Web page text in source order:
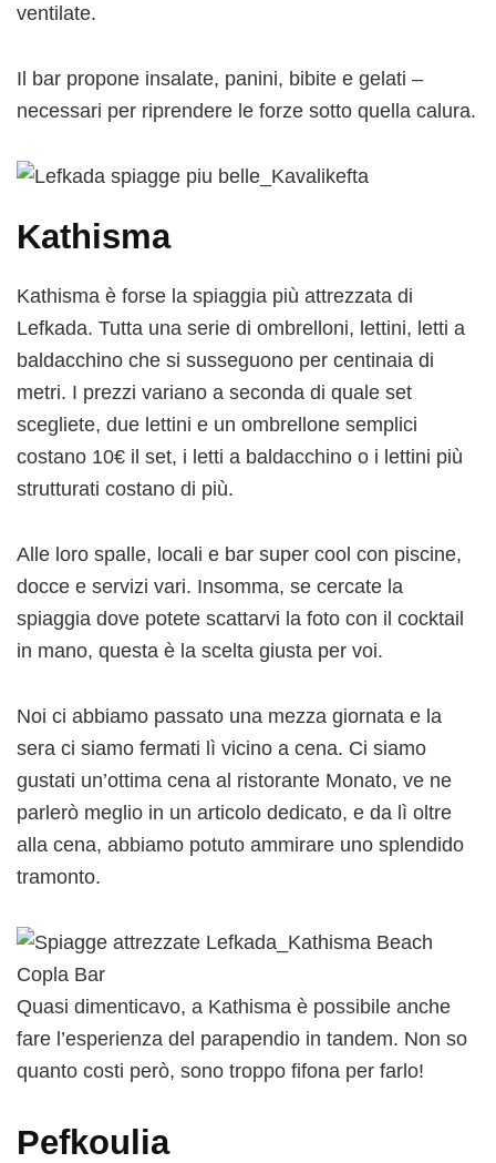
ventilate.
Il bar propone insalate, panini, bibite e gelati –
necessari per riprendere le forze sotto quella calura.
Kathisma
Kathisma è forse la spiaggia più attrezzata di
Lefkada. Tutta una serie di ombrelloni, lettini, letti a
baldacchino che si susseguono per centinaia di
metri. I prezzi variano a seconda di quale set
scegliete, due lettini e un ombrellone semplici
costano 10€ il set, i letti a baldacchino o i lettini più
strutturati costano di più.
Alle loro spalle, locali e bar super cool con piscine,
docce e servizi vari. Insomma, se cercate la
spiaggia dove potete scattarvi la foto con il cocktail
in mano, questa è la scelta giusta per voi.
Noi ci abbiamo passato una mezza giornata e la
sera ci siamo fermati lì vicino a cena. Ci siamo
gustati un’ottima cena al ristorante Monato, ve ne
parlerò meglio in un articolo dedicato, e da lì oltre
alla cena, abbiamo potuto ammirare uno splendido
tramonto.
Quasi dimenticavo, a Kathisma è possibile anche
fare l’esperienza del parapendio in tandem. Non so
quanto costi però, sono troppo fifona per farlo!
Pefkoulia